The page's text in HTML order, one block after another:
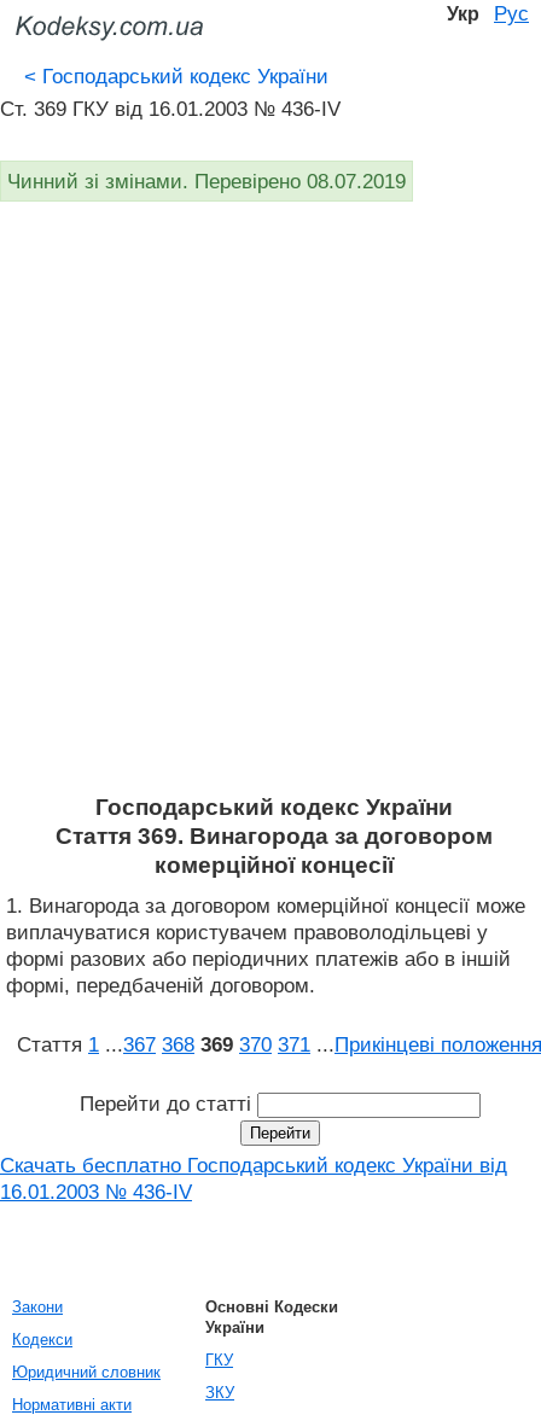
Укр Рус
< Господарський кодекс України
Ст. 369 ГКУ від 16.01.2003 № 436-IV
Чинний зі змінами. Перевірено 08.07.2019
Господарський кодекс України
Стаття 369. Винагорода за договором
комерційної концесії
1. Винагорода за договором комерційної концесії може
виплачуватися користувачем правоволодільцеві у
формі разових або періодичних платежів або в іншій
формі, передбаченій договором.
Стаття 1 ...367 368 369 370 371 ...Прикінцеві положення
Перейти до статті
Скачать бесплатно Господарський кодекс України від
16.01.2003 № 436-IV
Закони
Кодекси
Юридичний словник
Нормативні акти
Основні Кодески
України
ГКУ
ЗКУ